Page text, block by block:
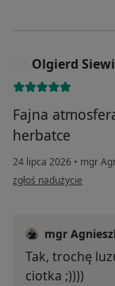
Olgierd
Fajna
herbatce
24 lipca 2026 • mgr
w opinii użytkownika
zgłoś nadużycie
mgr
Tak, trochę
ciotka ;))))